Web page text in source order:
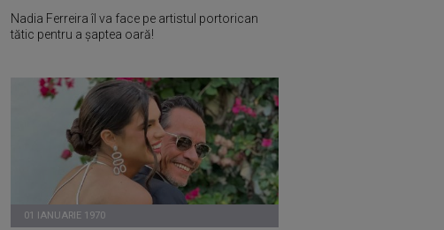
Nadia Ferreira îl va face pe artistul portorican
tătic pentru a șaptea oară!
01 IANUARIE 1970